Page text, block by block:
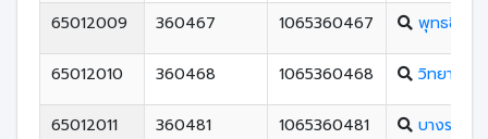
65012009 360467 1065360467 พุทธชินรา
65012010 360468 1065360468 วิทยาศา
65012011 360481 1065360481 บางระกำ